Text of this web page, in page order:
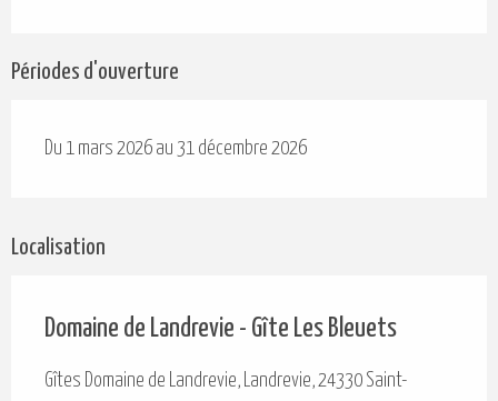
Périodes d'ouverture
Du 1 mars 2026 au 31 décembre 2026
Localisation
Domaine de Landrevie - Gîte Les Bleuets
Gîtes Domaine de Landrevie, Landrevie, 24330 Saint-